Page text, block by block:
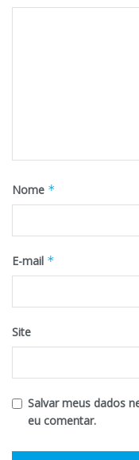
Nome *
E-mail *
Site
Salvar meus dados
eu comentar.